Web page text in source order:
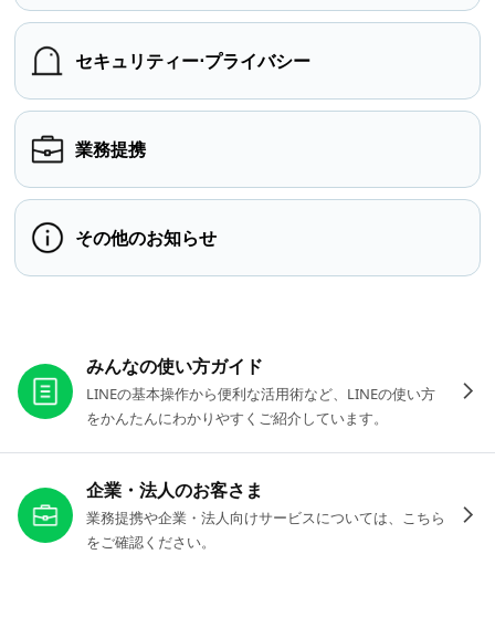
セキュリティー⋅プライバシー
業務提携
その他のお知らせ
みんなの使い方ガイド
LINEの基本操作から便利な活用術など、LINEの使い方
をかんたんにわかりやすくご紹介しています。
企業・法人のお客さま
業務提携や企業・法人向けサービスについては、こちら
をご確認ください。